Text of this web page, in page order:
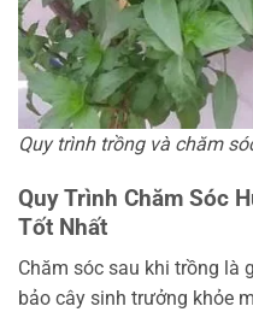
Quy trình trồng và chăm
Quy Trình Chăm Sóc
Tốt Nhất
Chăm sóc sau khi trồng là
bảo cây sinh trưởng khỏe